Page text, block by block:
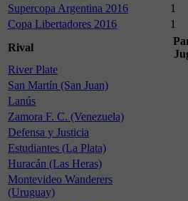
Supercopa Argentina 2016
1
Copa Libertadores 2016
1
Rival
River Plate
San Martín (San Juan)
Lanús
Zamora F. C. (Venezuela)
Defensa y Justicia
Estudiantes (La Plata)
Huracán (Las Heras)
Montevideo Wanderers
(Uruguay)